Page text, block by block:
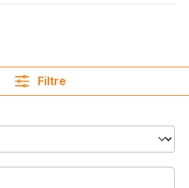
Filtre